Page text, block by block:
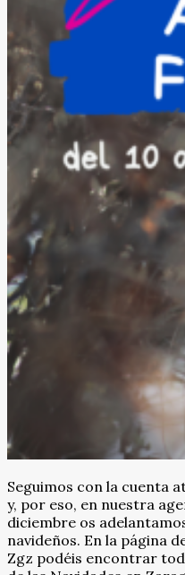
Seguimos con la cuenta
y, por eso, en nuestra
diciembre os
navideños. En la página
Zgz podéis encontrar